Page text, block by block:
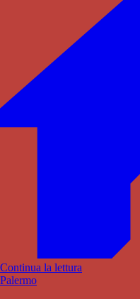
Continua la lettura
Palermo